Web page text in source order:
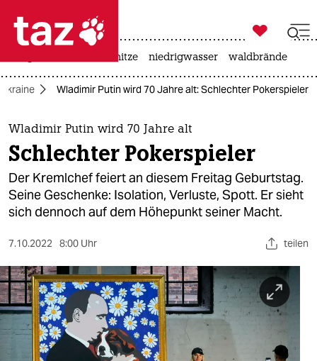
 taz zahl ich
taz zahl ich
themen
politik
öko
sport
berlin
nord

taz zahl ich
hitze niedrigwasser waldbrände
Wladimir Putin wird 70 Jahre alt: Schlechter Pokerspieler
Wladimir Putin wird 70 Jahre alt
Schlechter Pokerspieler
Der Kremlchef feiert an diesem Freitag Geburtstag.
Seine Geschenke: Isolation, Verluste, Spott. Er sieht
sich dennoch auf dem Höhepunkt seiner Macht.
7.10.2022 8:00 Uhr teilen